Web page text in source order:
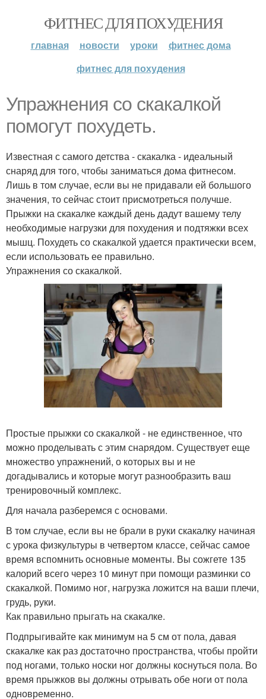
ФИТНЕС ДЛЯ ПОХУДЕНИЯ
главная новости уроки
фитнес дома
фитнес для похудения
Упражнения со скакалкой
помогут похудеть.
Известная с самого детства - скакалка - идеальный
снаряд для того, чтобы заниматься дома фитнесом.
Лишь в том случае, если вы не придавали ей большого
значения, то сейчас стоит присмотреться получше.
Прыжки на скакалке каждый день дадут вашему телу
необходимые нагрузки для похудения и подтяжки всех
мышц. Похудеть со скакалкой удается практически всем,
если использовать ее правильно.
Упражнения со скакалкой.
Простые прыжки со скакалкой - не единственное, что
можно проделывать с этим снарядом. Существует еще
множество упражнений, о которых вы и не
догадывались и которые могут разнообразить ваш
тренировочный комплекс.
Для начала разберемся с основами.
В том случае, если вы не брали в руки скакалку начиная
с урока физкультуры в четвертом классе, сейчас самое
время вспомнить основные моменты. Вы сожгете 135
калорий всего через 10 минут при помощи разминки со
скакалкой. Помимо ног, нагрузка ложится на ваши плечи,
грудь, руки.
Как правильно прыгать на скакалке.
Подпрыгивайте как минимум на 5 см от пола, давая
скакалке как раз достаточно пространства, чтобы пройти
под ногами, только носки ног должны коснуться пола. Во
время прыжков вы должны отрывать обе ноги от пола
одновременно.